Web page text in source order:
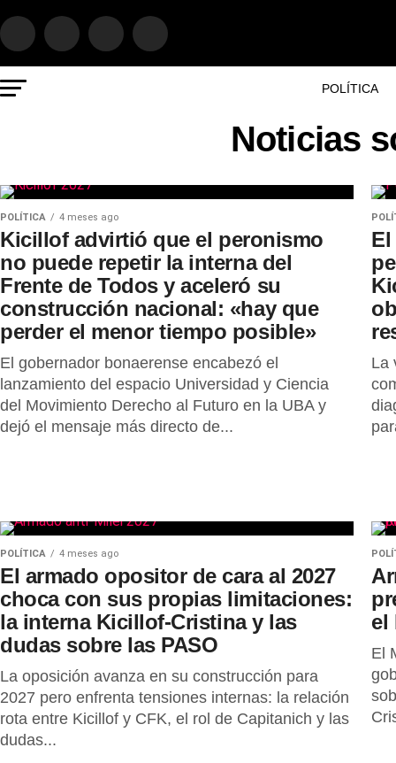
POLÍTICA
Noticias
POLÍTICA 4 meses ago
Kicillof advirtió que el peronismo
no puede repetir la interna del
Frente de Todos y aceleró su
construcción nacional: «hay que
perder el menor tiempo posible»
El gobernador bonaerense encabezó el
lanzamiento del espacio Universidad y Ciencia
del Movimiento Derecho al Futuro en la UBA y
dejó el mensaje más directo de...
El
La
POLÍTICA 4 meses ago
El armado opositor de cara al 2027
choca con sus propias limitaciones:
la interna Kicillof-Cristina y las
dudas sobre las PASO
La oposición avanza en su construcción para
2027 pero enfrenta tensiones internas: la relación
rota entre Kicillof y CFK, el rol de Capitanich y las
dudas...
el
El